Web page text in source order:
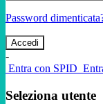
Password
-
Entra con SPID
Seleziona utente